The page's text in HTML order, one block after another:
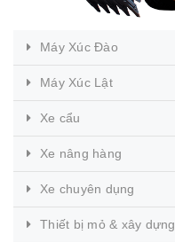
Máy Xúc Đào
Máy Xúc Lật
Xe cẩu
Xe nâng hàng
Xe chuyên dụng
Thiết bị mỏ & xây dựng